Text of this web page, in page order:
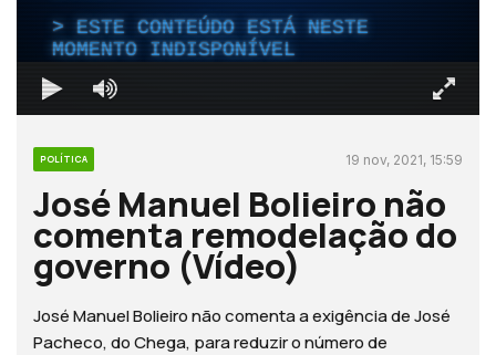
ESTE CONTEÚDO ESTÁ NESTE
MOMENTO INDISPONÍVEL
POLÍTICA 19 nov, 2021, 15:59
José Manuel Bolieiro não
comenta remodelação do
governo (Vídeo)
José Manuel Bolieiro não comenta a exigência de José
Pacheco, do Chega, para reduzir o número de